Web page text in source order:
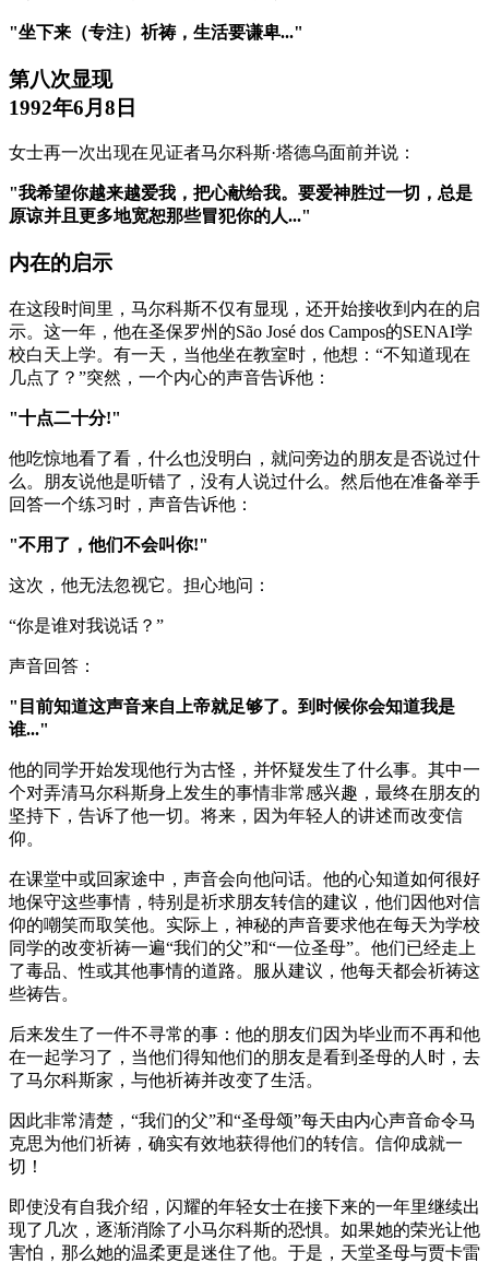
"坐下来（专注）祈祷，生活要谦卑..."
第八次显现
1992年6月8日
女士再一次出现在见证者马尔科斯·塔德乌面前并说：
"我希望你越来越爱我，把心献给我。要爱神胜过一切，总是
原谅并且更多地宽恕那些冒犯你的人..."
内在的启示
在这段时间里，马尔科斯不仅有显现，还开始接收到内在的启
示。这一年，他在圣保罗州的São José dos Campos的SENAI学
校白天上学。有一天，当他坐在教室时，他想：“不知道现在
几点了？”突然，一个内心的声音告诉他：
"十点二十分!"
他吃惊地看了看，什么也没明白，就问旁边的朋友是否说过什
么。朋友说他是听错了，没有人说过什么。然后他在准备举手
回答一个练习时，声音告诉他：
"不用了，他们不会叫你!"
这次，他无法忽视它。担心地问：
“你是谁对我说话？”
声音回答：
"目前知道这声音来自上帝就足够了。到时候你会知道我是
谁..."
他的同学开始发现他行为古怪，并怀疑发生了什么事。其中一
个对弄清马尔科斯身上发生的事情非常感兴趣，最终在朋友的
坚持下，告诉了他一切。将来，因为年轻人的讲述而改变信
仰。
在课堂中或回家途中，声音会向他问话。他的心知道如何很好
地保守这些事情，特别是祈求朋友转信的建议，他们因他对信
仰的嘲笑而取笑他。实际上，神秘的声音要求他在每天为学校
同学的改变祈祷一遍“我们的父”和“一位圣母”。他们已经走上
了毒品、性或其他事情的道路。服从建议，他每天都会祈祷这
些祷告。
后来发生了一件不寻常的事：他的朋友们因为毕业而不再和他
在一起学习了，当他们得知他们的朋友是看到圣母的人时，去
了马尔科斯家，与他祈祷并改变了生活。
因此非常清楚，“我们的父”和“圣母颂”每天由内心声音命令马
克思为他们祈祷，确实有效地获得他们的转信。信仰成就一
切！
即使没有自我介绍，闪耀的年轻女士在接下来的一年里继续出
现了几次，逐渐消除了小马尔科斯的恐惧。如果她的荣光让他
害怕，那么她的温柔更是迷住了他。于是，天堂圣母与贾卡雷